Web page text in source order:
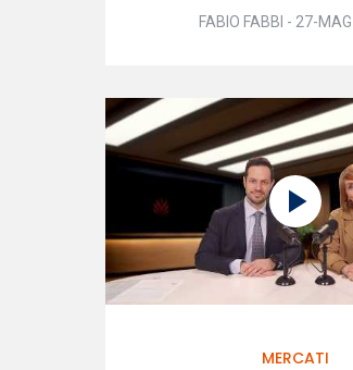
FABIO FABBI - 27-
MERCATI